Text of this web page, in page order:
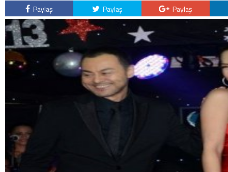
Paylaş Paylaş Paylaş